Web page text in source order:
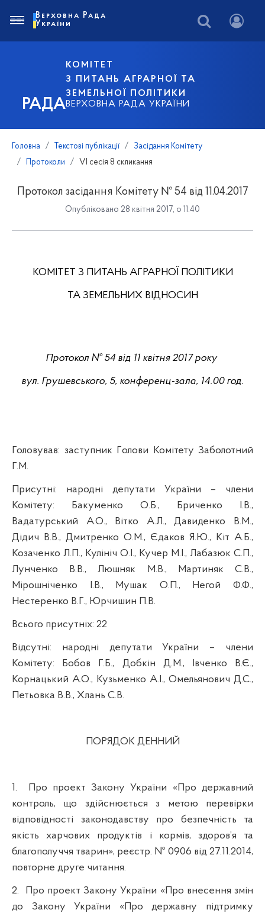
РАДА
КОМІТЕТ
З ПИТАНЬ АГРАРНОЇ ТА
ЗЕМЕЛЬНОЇ ПОЛІТИКИ
ВЕРХОВНА РАДА УКРАЇНИ
Верховна Рада
України
Головна Текстові публікації
Засідання Комітету
Протоколи
VI сесія 8 скликання
Протокол засідання Комітету № 54 від 11.04.2017
Опубліковано 28 квітня 2017, о 11:40
КОМІТЕТ З ПИТАНЬ АГРАРНОЇ ПОЛІТИКИ
ТА ЗЕМЕЛЬНИХ ВІДНОСИН
Протокол № 54 від 11 квітня 2017 року
вул. Грушевського, 5, конференц-зала, 14.00 год.
Головував: заступник Голови Комітету Заболотний
Г.М.
Присутні: народні депутати України – члени
Комітету: Бакуменко О.Б., Бриченко І.В.,
Вадатурський А.О., Вітко А.Л., Давиденко В.М.,
Дідич В.В., Дмитренко О.М., Єдаков Я.Ю., Кіт А.Б.,
Козаченко Л.П., Кулініч О.І., Кучер М.І., Лабазюк С.П.,
Лунченко В.В., Люшняк М.В., Мартиняк С.В.,
Мірошніченко І.В.,
Мушак О.П., Негой Ф.Ф.,
Нестеренко В.Г., Юрчишин П.В.
Всього присутніх: 22
Відсутні: народні депутати України – члени
Комітету: Бобов Г.Б.,
Добкін Д.М., Івченко В.Є.,
Корнацький А.О., Кузьменко А.І., Омельянович Д.С.,
Петьовка В.В., Хлань С.В.
ПОРЯДОК ДЕННИЙ
1.
Про проект Закону України «Про державний
контроль, що здійснюється з метою перевірки
відповідності законодавству про безпечність та
якість харчових продуктів і кормів, здоров’я та
благополуччя тварин», реєстр. № 0906 від 27.11.2014,
повторне друге читання.
2.
Про проект Закону України «Про внесення змін
до Закону України «Про державну підтримку